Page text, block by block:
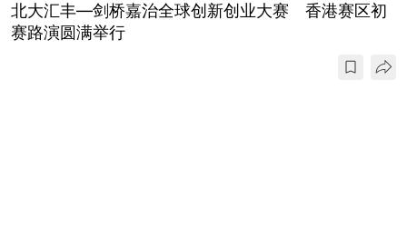
北大汇丰—剑桥嘉治全球创新创业大赛 香港赛区初
赛路演圆满举行